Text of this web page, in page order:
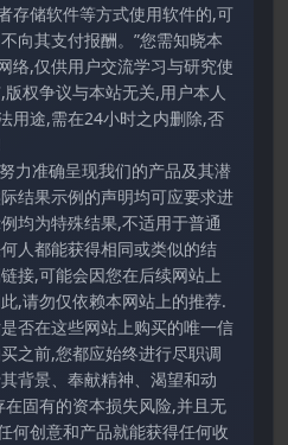
存储软件等方式使用软件的,可
向其支付报酬。”您需知晓本
络,仅供用户交流学习与研究使
权争议与本站无关,用户本人
用途,需在24小时之内删除,否
力准确呈现我们的产品及其潜
结果示例的声明均可应要求进
均为特殊结果,不适用于普通
人都能获得相同或类似的结
接,可能会因您在后续网站上
,请勿仅依赖本网站上的推荐.
否在这些网站上购买的唯一信
之前,您都应始终进行尽职调
背景、奉献精神、渴望和动
固有的资本损失风险,并且无
何创意和产品就能获得任何收